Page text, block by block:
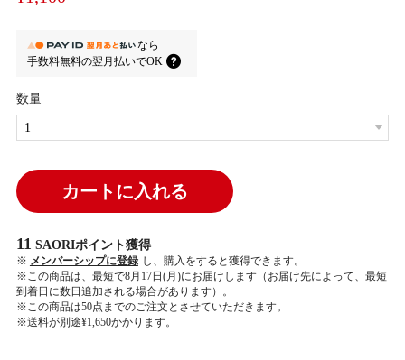
なら
手数料無料の翌月払いでOK
数量
カートに入れる
11 SAORIポイント獲得
※ メンバーシップに登録 し、購入をすると獲得できます。
※この商品は、最短で8月17日(月)にお届けします（お届け先によって、最短
到着日に数日追加される場合があります）。
※この商品は50点までのご注文とさせていただきます。
※送料が別途¥1,650かかります。